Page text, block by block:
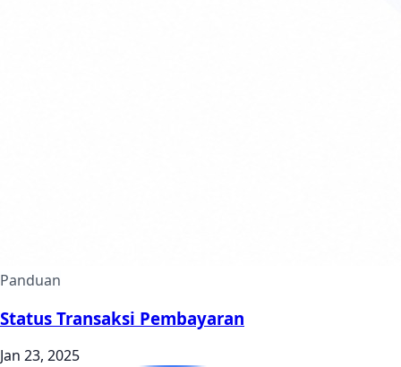
Panduan
Status Transaksi Pembayaran
Jan 23, 2025